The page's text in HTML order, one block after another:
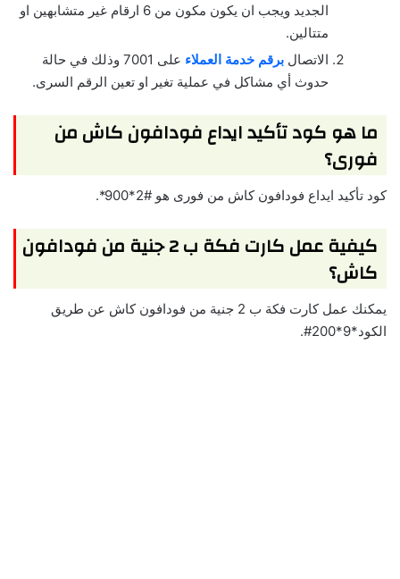
الجديد ويجب ان يكون مكون من 6 ارقام غير متشابهين او
متتالين.
الاتصال برقم خدمة العملاء
على 7001 وذلك في حالة
حدوث أي مشاكل في عملية تغير او تعين الرقم السرى.
ما هو كود تأكيد ايداع فودافون كاش من
فورى؟
كود تأكيد ايداع فودافون كاش من فورى هو #2*900*.
كيفية عمل كارت فكة ب 2 جنية من فودافون
كاش؟
يمكنك عمل كارت فكة ب 2 جنية من فودافون كاش عن طريق
الكود*9*200#.